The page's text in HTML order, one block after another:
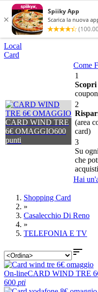
Local
Card
CARD WIND TRE
6€ OMAGGIO600
punti
Come
1
Scopri
2
(area
card)
3
Su
che
acquisti
Hai
Shopping Card
»
Casalecchio Di Reno
»
TELEFONIA E TV

On-lineCARD WIND TRE
600 pti